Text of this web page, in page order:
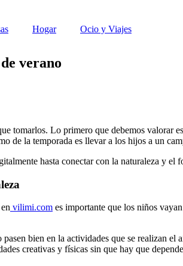
Hogar Ocio y Viajes
verano
tomarlos. Lo primero que debemos valorar
de la temporada es llevar a los hijos a un
hasta conectar con la naturaleza y el
vilimi.com es importante que los niños
bien en la actividades que se realizan
creativas y físicas sin que hay que